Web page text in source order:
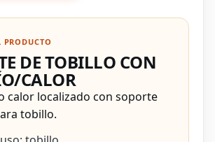
PRODUCTO
DE TOBILLO CON
CALOR
calor localizado con soporte
tobillo.